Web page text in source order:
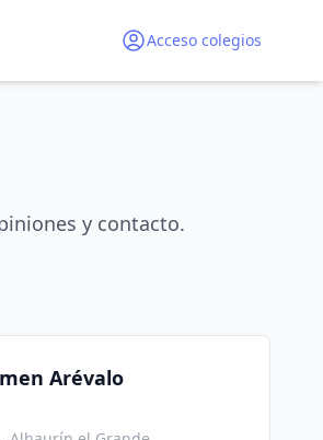
Acceso colegios
y contacto.
Arévalo